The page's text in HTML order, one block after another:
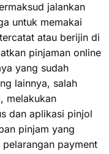
jalankan
untuk memakai
atau berijin di
pinjaman online
yang sudah
lainnya, salah
melakukan
dan aplikasi pinjol
pinjam yang
payment